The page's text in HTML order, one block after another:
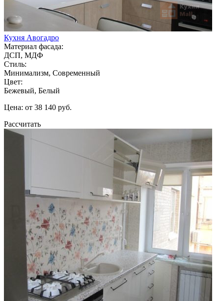
Кухня Авогадро
Материал фасада:
ДСП, МДФ
Стиль:
Минимализм, Современный
Цвет:
Бежевый, Белый
Цена: от 38 140 руб.
Рассчитать